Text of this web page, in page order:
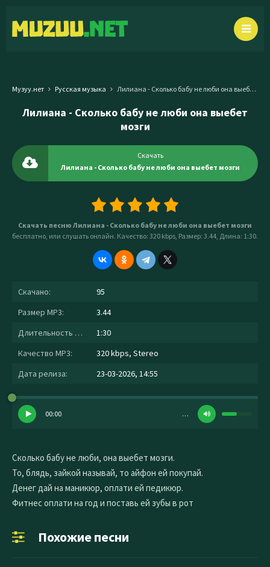
Музуу.нет Русская музыка Лилиана - Сколько бабу не люби она выебет мозги
Лилиана - Сколько бабу не люби она выебет
мозги
Скачать
Лилиана - Сколько бабу не люби она выебет мозги
Скачать песню Лилиана - Сколько бабу не люби она выебет мозги
бесплатно, или слушать онлайн. Качество: 320 kbps, Размер: 3.44, Длина: 1:30.
Скачано:
95
Размер MP3:
3.44
Длительность MP3:
1:30
Качество MP3:
320 kbps, Stereo
Дата релиза:
23-03-2026, 14:55
00:00 …
Сколько бабу не люби, она выебет мозги.
То, блядь, зайкой называй, то айфон ей покупай.
Денег дай на маникюр, оплати ей педикюр.
Фитнес оплати на год и поставь ей зубы в рот
Похожие песни